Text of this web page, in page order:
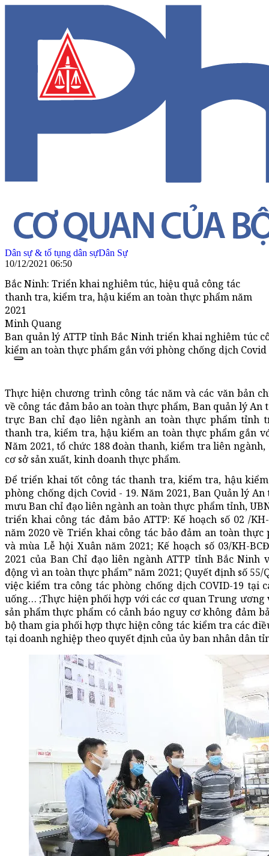
Dân sự & tố tụng dân sựDân Sự
10/12/2021 06:50
Bắc Ninh: Triển khai nghiêm túc, hiệu quả công tác
thanh tra, kiểm tra, hậu kiểm an toàn thực phẩm năm
2021
Minh Quang
Ban quản lý ATTP tỉnh Bắc Ninh triển khai nghiêm túc
kiểm an toàn thực phẩm gắn với phòng chống dịch Covid
Thực hiện chương trình công tác năm và các văn bản
về công tác đảm bảo an toàn thực phẩm, Ban quản lý
trực Ban chỉ đạo liên ngành an toàn thực phẩm tỉnh
thanh tra, kiểm tra, hậu kiểm an toàn thực phẩm gắn
Năm 2021, tổ chức 188 đoàn thanh, kiểm tra liên
cơ sở sản xuất, kinh doanh thực phẩm.
Để triển khai tốt công tác thanh tra, kiểm tra, hậu
phòng chống dịch Covid - 19. Năm 2021, Ban Quản lý
mưu Ban chỉ đạo liên ngành an toàn thực phẩm tỉnh,
triển khai công tác đảm bảo ATTP: Kế hoạch số 02 /
năm 2020 về Triển khai công tác bảo đảm an toàn thực
và mùa Lễ hội Xuân năm 2021; Kế hoạch số 03/KH-
2021 của Ban Chỉ đạo liên ngành ATTP tỉnh Bắc Ninh
động vì an toàn thực phẩm” năm 2021; Quyết định số 55/
việc kiểm tra công tác phòng chống dịch COVID-19 tại
uống… ;Thực hiện phối hợp với các cơ quan Trung
sản phẩm thực phẩm có cảnh báo nguy cơ không đảm
bộ tham gia phối hợp thực hiện công tác kiểm tra các
tại doanh nghiệp theo quyết định của ủy ban nhân dân